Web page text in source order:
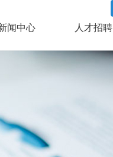
闻中心 人才招聘